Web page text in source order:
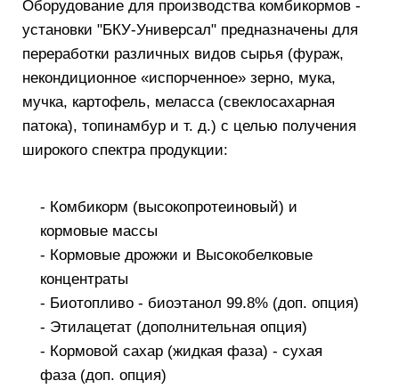
Оборудование для производства комбикормов -
установки "БКУ-Универсал" предназначены для
переработки различных видов сырья (фураж,
некондиционное «испорченное» зерно, мука,
мучка, картофель, меласса (свеклосахарная
патока), топинамбур и т. д.) с целью получения
широкого спектра продукции:
- Комбикорм (высокопротеиновый) и
кормовые массы
- Кормовые дрожжи и Высокобелковые
концентраты
- Биотопливо - биоэтанол 99.8% (доп. опция)
- Этилацетат (дополнительная опция)
- Кормовой сахар (жидкая фаза) - сухая
фаза (доп. опция)